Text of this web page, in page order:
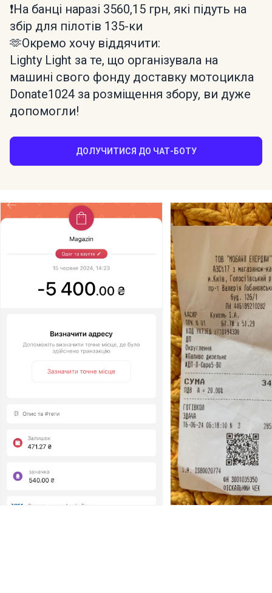
❗️На банці наразі 3560,15 грн, які підуть на
збір для пілотів 135-ки
🫶Окремо хочу віддячити:
Lighty Light за те, що організувала на
машині свого фонду доставку мотоцикла
Donate1024 за розміщення збору, ви дуже
допомогли!
ДОЛУЧИТИСЯ ДО ЧАТ-БОТУ